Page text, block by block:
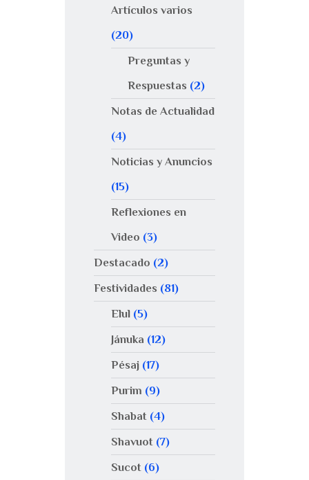
Artículos varios
(20)
Preguntas y
Respuestas (2)
Notas de Actualidad
(4)
Noticias y Anuncios
(15)
Reflexiones en
Video (3)
Destacado (2)
Festividades (81)
Elul(5)
Jánuka (12)
Pésaj(17)
Purim (9)
Shabat(4)
Shavuot(7)
Sucot(6)